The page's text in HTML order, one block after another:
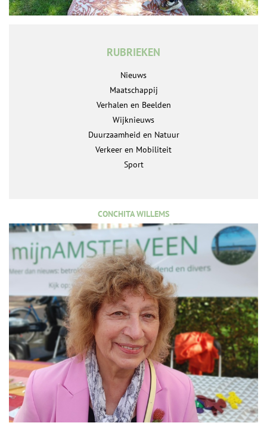
RUBRIEKEN
Nieuws
Maatschappij
Verhalen en Beelden
Wijknieuws
Duurzaamheid en Natuur
Verkeer en Mobiliteit
Sport
CONCHITA WILLEMS